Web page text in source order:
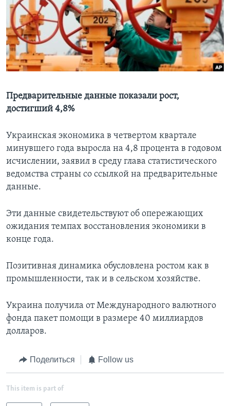
Learning English
СОЦИАЛЬНЫЕ СЕТИ
Языки
Предварительные данные показали рост,
достигший 4,8%
Украинская экономика в четвертом квартале
минувшего года выросла на 4,8 процента в годовом
исчислении, заявил в среду глава статистического
ведомства страны со ссылкой на предварительные
данные.
Эти данные свидетельствуют об опережающих
ожидания темпах восстановления экономики в
конце года.
Позитивная динамика обусловлена ростом как в
промышленности, так и в сельском хозяйстве.
Украина получила от Международного валютного
фонда пакет помощи в размере 40 миллиардов
долларов.
Поделиться Follow us
This item is part of